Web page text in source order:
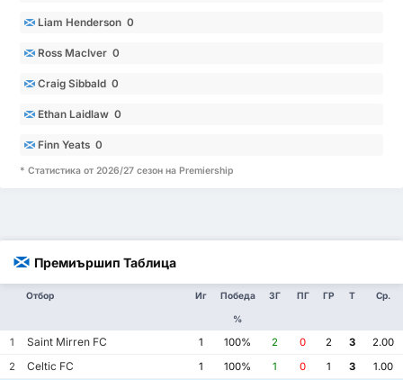
Liam Henderson 0
Ross MacIver 0
Craig Sibbald 0
Ethan Laidlaw 0
Finn Yeats 0
* Статистика от 2026/27 сезон на Premiership
Премиършип Таблица
Отбор Иг Победа
%
ЗГ ПГ ГР Т Ср.
1 Saint Mirren FC 1 100% 2 0 2 3
2.00
2
Celtic FC 1 100% 1 0 1 3
1.00